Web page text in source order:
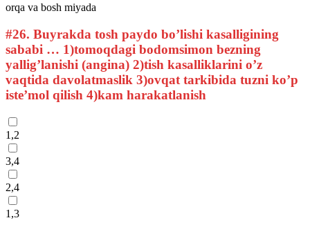
orqa va bosh miyada
#26. Buyrakda tosh paydo bo’lishi kasalligining
sababi … 1)tomoqdagi bodomsimon bezning
yallig’lanishi (angina) 2)tish kasalliklarini o’z
vaqtida davolatmaslik 3)ovqat tarkibida tuzni ko’p
iste’mol qilish 4)kam harakatlanish
1,2
3,4
2,4
1,3